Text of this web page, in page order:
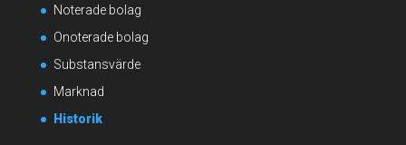
Noterade bolag
Onoterade bolag
Substansvärde
Marknad
Historik